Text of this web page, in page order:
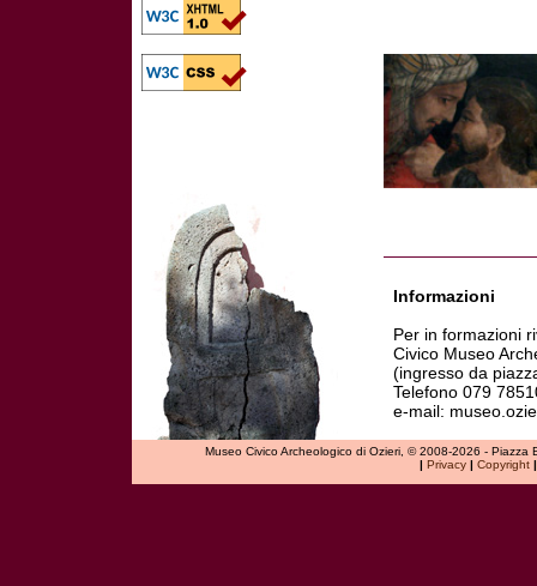
Informazioni
Per in formazioni
Civico Museo
(ingresso da
Telefono 079
e-mail:
Museo Civico Archeologico di Ozieri, © 2008-2026 -
Privacy Copyright